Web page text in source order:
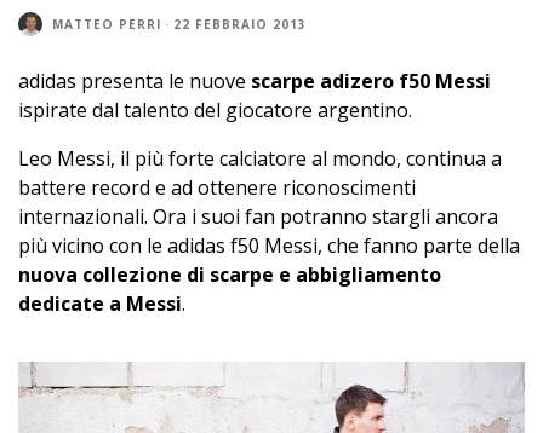
MATTEO PERRI · 22 FEBBRAIO 2013
adidas presenta le nuove scarpe adizero f50 Messi
ispirate dal talento del giocatore argentino.
Leo Messi, il più forte calciatore al mondo, continua a
battere record e ad ottenere riconoscimenti
internazionali. Ora i suoi fan potranno stargli ancora
più vicino con le adidas f50 Messi, che fanno parte della
nuova collezione di scarpe e abbigliamento
dedicate a Messi.